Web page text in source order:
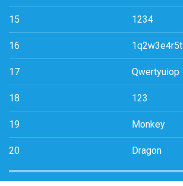
15 1234
16 1q2w3e4r5t
17 Qwertyuiop
18 123
19 Monkey
20 Dragon